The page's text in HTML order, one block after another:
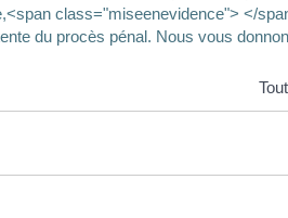
class="miseenevidence"> </
du procès pénal. Nous vous